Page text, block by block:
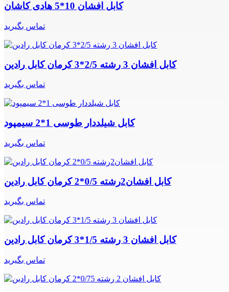
کابل افشان 10*5 هادی کاشان
تماس بگیرید
کابل افشان 3 رشته 2/5*3 کرمان کابل رادین
تماس بگیرید
کابل شیلددار طوسی 1*2 سیمپود
تماس بگیرید
کابل افشان2رشته 0/5*2 کرمان کابل رادین
تماس بگیرید
کابل افشان 3 رشته 1/5*3 کرمان کابل رادین
تماس بگیرید